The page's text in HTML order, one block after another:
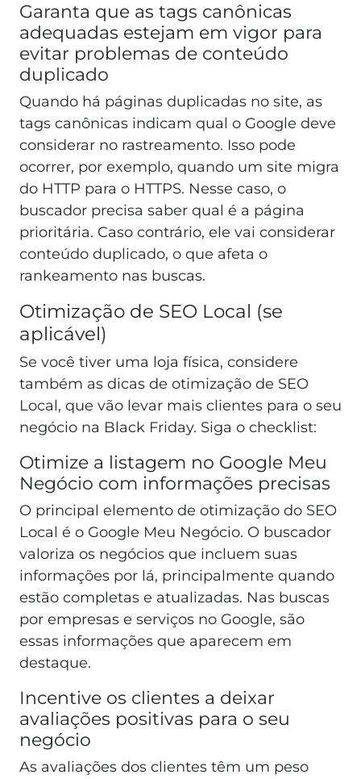
Garanta que as tags canônicas
adequadas estejam em vigor para
evitar problemas de conteúdo
duplicado
Quando há páginas duplicadas no site, as
tags canônicas indicam qual o Google deve
considerar no rastreamento. Isso pode
ocorrer, por exemplo, quando um site migra
do HTTP para o HTTPS. Nesse caso, o
buscador precisa saber qual é a página
prioritária. Caso contrário, ele vai considerar
conteúdo duplicado, o que afeta o
rankeamento nas buscas.
Otimização de SEO Local (se
aplicável)
Se você tiver uma loja física, considere
também as dicas de otimização de SEO
Local, que vão levar mais clientes para o seu
negócio na Black Friday. Siga o checklist:
Otimize a listagem no Google Meu
Negócio com informações precisas
O principal elemento de otimização do SEO
Local é o Google Meu Negócio. O buscador
valoriza os negócios que incluem suas
informações por lá, principalmente quando
estão completas e atualizadas. Nas buscas
por empresas e serviços no Google, são
essas informações que aparecem em
destaque.
Incentive os clientes a deixar
avaliações positivas para o seu
negócio
As avaliações dos clientes têm um peso